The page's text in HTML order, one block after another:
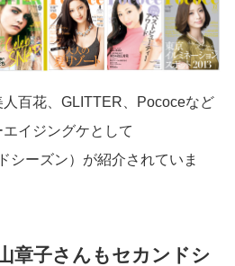
百花、GLITTER、Pococeなど
イジングケとして
シーズン）が紹介されていま
章子さんもセカンドシ